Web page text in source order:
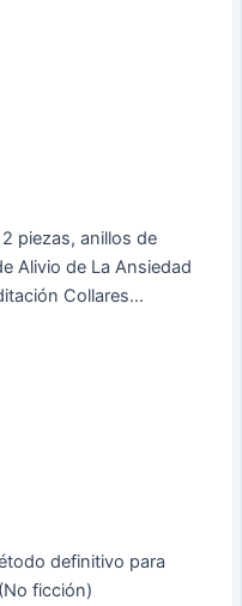
piezas, anillos de
Alivio de La Ansiedad
Collares...
definitivo para
ficción)